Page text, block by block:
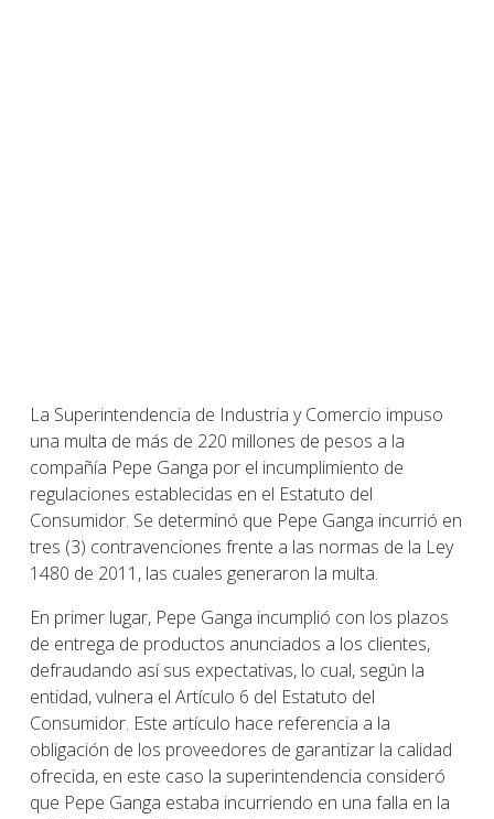
La Superintendencia de Industria y Comercio impuso
una multa de más de 220 millones de pesos a la
compañía Pepe Ganga por el incumplimiento de
regulaciones establecidas en el Estatuto del
Consumidor. Se determinó que Pepe Ganga incurrió en
tres (3) contravenciones frente a las normas de la Ley
1480 de 2011, las cuales generaron la multa.
En primer lugar, Pepe Ganga incumplió con los plazos
de entrega de productos anunciados a los clientes,
defraudando así sus expectativas, lo cual, según la
entidad, vulnera el Artículo 6 del Estatuto del
Consumidor. Este artículo hace referencia a la
obligación de los proveedores de garantizar la calidad
ofrecida, en este caso la superintendencia consideró
que Pepe Ganga estaba incurriendo en una falla en la